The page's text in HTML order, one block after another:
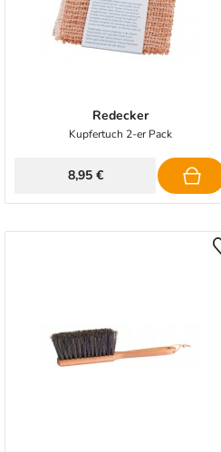
Redecker
Kupfertuch 2-er Pack
8,95 €